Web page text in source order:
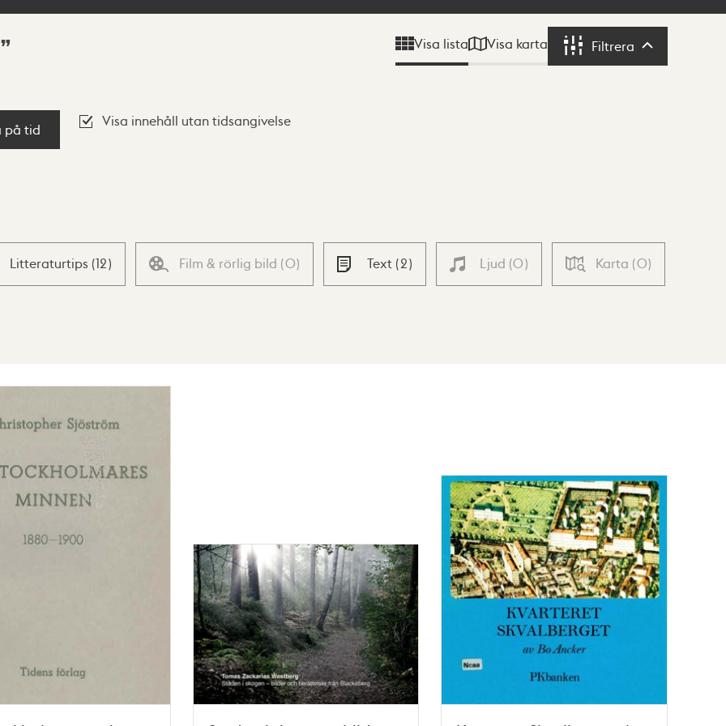
Visa lista Visa karta Filtrera Filtrera
på tid
Visa innehåll utan tidsangivelse
Litteraturtips (12) Film & rörlig bild (0) Text (2) Ljud (0) Karta (0)